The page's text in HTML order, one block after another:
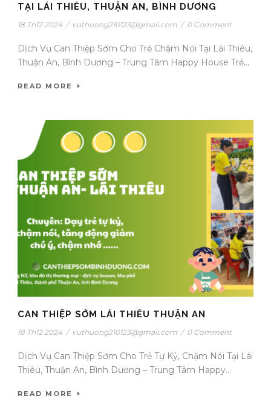
TẠI LÁI THIÊU, THUẬN AN, BÌNH DƯƠNG
18 Th12 2024 / vuthuong210123@gmail.com / 0 Comment
Dịch Vụ Can Thiệp Sớm Cho Trẻ Chậm Nói Tại Lái Thiêu,
Thuận An, Bình Dương – Trung Tâm Happy House Trẻ...
READ MORE
CAN THIỆP SỚM LÁI THIÊU THUẬN AN
18 Th12 2024 / vuthuong210123@gmail.com / 0 Comment
Dịch Vụ Can Thiệp Sớm Cho Trẻ Tự Kỷ, Chậm Nói Tại Lái
Thiêu, Thuận An, Bình Dương – Trung Tâm Happy...
READ MORE